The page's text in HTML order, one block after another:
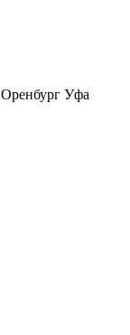
Оренбург Уфа